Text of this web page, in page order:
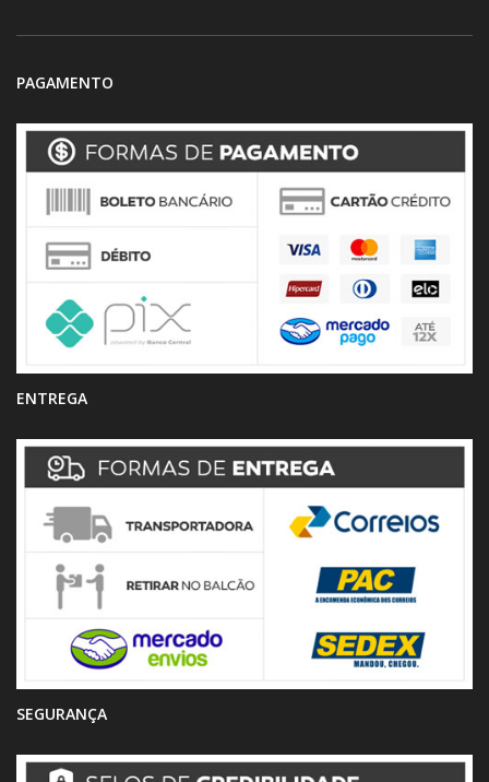
PAGAMENTO
ENTREGA
SEGURANÇA